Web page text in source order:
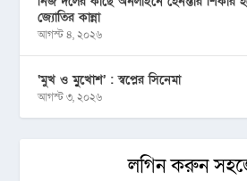
জ্যোতির কান্না
আগস্ট ৪, ২০২৬
‘মুখ ও মু্খোশ’ : স্বপ্নের সিনেমা
আগস্ট ৩, ২০২৬
লগিন করুন